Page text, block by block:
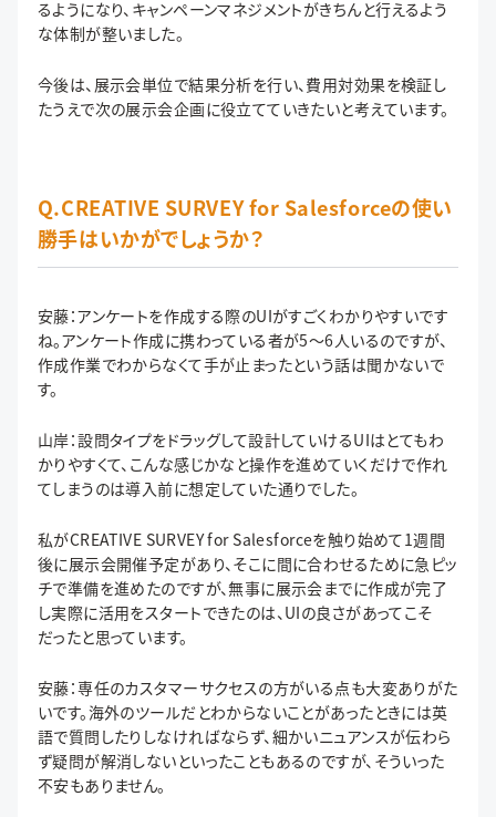
るようになり、キャンペーンマネジメントがきちんと行えるよう
な体制が整いました。
今後は、展示会単位で結果分析を行い、費用対効果を検証し
たうえで次の展示会企画に役立てていきたいと考えています。
Q.CREATIVE SURVEY for Salesforceの使い
勝手はいかがでしょうか？
安藤：アンケートを作成する際のUIがすごくわかりやすいです
ね。アンケート作成に携わっている者が5〜6人いるのですが、
作成作業でわからなくて手が止まったという話は聞かないで
す。
山岸：設問タイプをドラッグして設計していけるUIはとてもわ
かりやすくて、こんな感じかなと操作を進めていくだけで作れ
てしまうのは導入前に想定していた通りでした。
私がCREATIVE SURVEY for Salesforceを触り始めて1週間
後に展示会開催予定があり、そこに間に合わせるために急ピッ
チで準備を進めたのですが、無事に展示会までに作成が完了
し実際に活用をスタートできたのは、UIの良さがあってこそ
だったと思っています。
安藤：専任のカスタマーサクセスの方がいる点も大変ありがた
いです。海外のツールだとわからないことがあったときには英
語で質問したりしなければならず、細かいニュアンスが伝わら
ず疑問が解消しないといったこともあるのですが、そういった
不安もありません。